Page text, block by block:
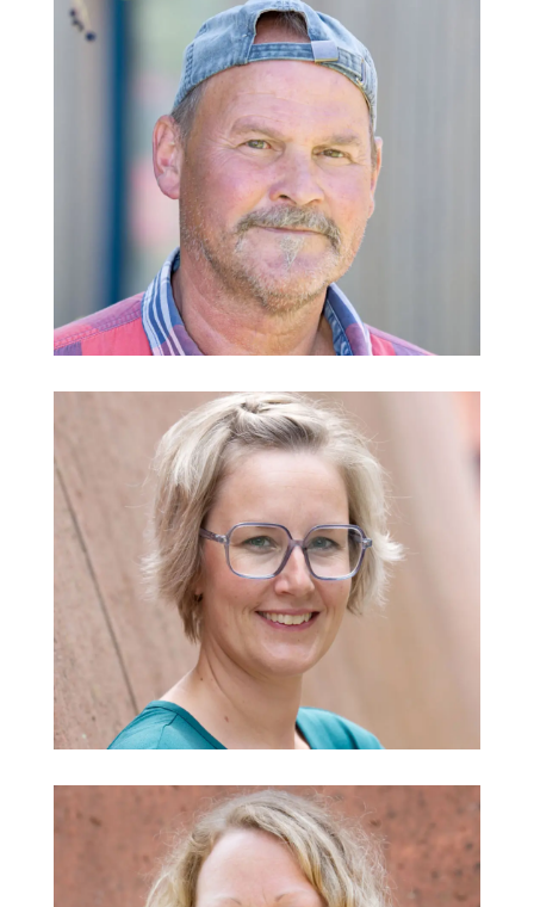
Christian Jäger
Hausmeister
Anna Jakob
Handarbeit, VR
@